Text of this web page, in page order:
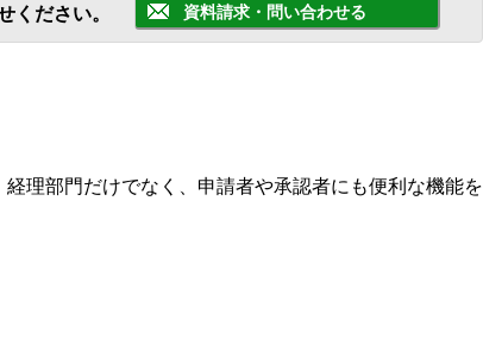
ください。 資料請求・問い合わせる
理部門だけでなく、申請者や承認者にも便利な機能を